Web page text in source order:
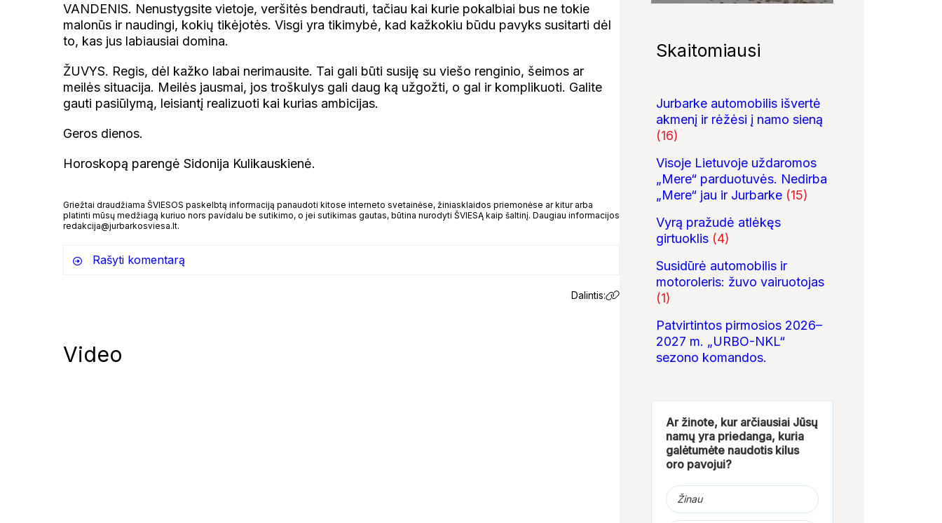
VANDENIS. Nenustygsite vietoje, veršitės bendrauti, tačiau kai kurie pokalbiai bus ne tokie
malonūs ir naudingi, kokių tikėjotės. Visgi yra tikimybė, kad kažkokiu būdu pavyks susitarti dėl
to, kas jus labiausiai domina.
ŽUVYS. Regis, dėl kažko labai nerimausite. Tai gali būti susiję su viešo renginio, šeimos ar
meilės situacija. Meilės jausmai, jos troškulys gali daug ką užgožti, o gal ir komplikuoti. Galite
gauti pasiūlymą, leisiantį realizuoti kai kurias ambicijas.
Geros dienos.
Horoskopą parengė Sidonija Kulikauskienė.
Griežtai draudžiama ŠVIESOS paskelbtą informaciją panaudoti kitose interneto svetainėse, žiniasklaidos priemonėse ar kitur arba
platinti mūsų medžiagą kuriuo nors pavidalu be sutikimo, o jei sutikimas gautas, būtina nurodyti ŠVIESĄ kaip šaltinį. Daugiau informacijos
redakcija@jurbarkosviesa.lt.
Rašyti komentarą
Dalintis:
Video
Skaitomiausi
Jurbarke automobilis išvertė
akmenį ir rėžėsi į namo sieną
(16)
Visoje Lietuvoje uždaromos
„Mere“ parduotuvės. Nedirba
„Mere“ jau ir Jurbarke (15)
Vyrą pražudė atlėkęs
girtuoklis (4)
Susidūrė automobilis ir
motoroleris: žuvo vairuotojas
(1)
Patvirtintos pirmosios 2026–
2027 m. „URBO-NKL“
sezono komandos.
Ar žinote, kur arčiausiai Jūsų
namų yra priedanga, kuria
galėtumėte naudotis kilus
oro pavojui?
Žinau